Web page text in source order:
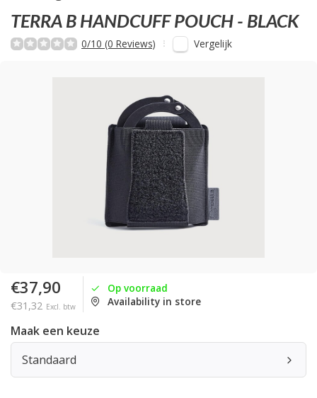
TERRA B HANDCUFF POUCH - BLACK
0/10 (0 Reviews) Vergelijk
€37,90
€31,32 Excl. btw
Op voorraad
Availability in store
Maak een keuze
Standaard